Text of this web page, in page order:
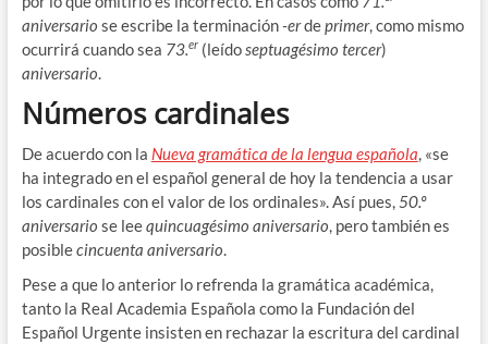
aniversario se escribe la terminación-erdeprimer, como mismo
ocurrirá cuando sea 73.er (leídoseptuagésimo tercer)
aniversario.
Números cardinales
De acuerdo con la Nueva gramática de la lengua española, «se
ha integrado en el español general de hoy la tendencia a usar
los cardinales con el valor de los ordinales». Así pues,50.º
aniversario se leequincuagésimo aniversario, pero también es
posiblecincuenta aniversario.
Pese a que lo anterior lo refrenda la gramática académica,
tanto la Real Academia Española como la Fundación del
Español Urgente insisten en rechazar la escritura del cardinal